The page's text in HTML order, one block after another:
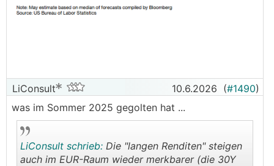
LiConsult 10.6.2026 (#1490)
was im Sommer 2025 gegolten hat ...
LiConsult schrieb: Die "langen Renditen" steigen
auch im EUR-Raum wieder merkbarer (die 30Y